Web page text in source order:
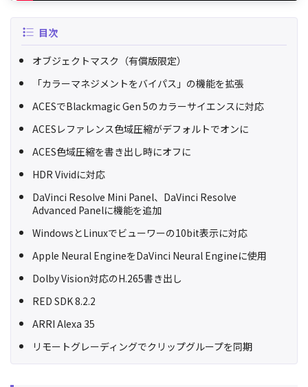
目次
オブジェクトマスク（有償版限定）
「カラーマネジメントをバイパス」の機能を拡張
ACESでBlackmagic Gen 5のカラーサイエンスに対応
ACESレファレンス色域圧縮がデフォルトでオンに
ACES色域圧縮を書き出し時にオフに
HDR Vividに対応
DaVinci Resolve Mini Panel、DaVinci Resolve
Advanced Panelに機能を追加
WindowsとLinuxでビューワーの10bit表示に対応
Apple Neural EngineをDaVinci Neural Engineに使用
Dolby Vision対応のH.265書き出し
RED SDK 8.2.2
ARRI Alexa 35
リモートグレーディングでクリップグループを同期